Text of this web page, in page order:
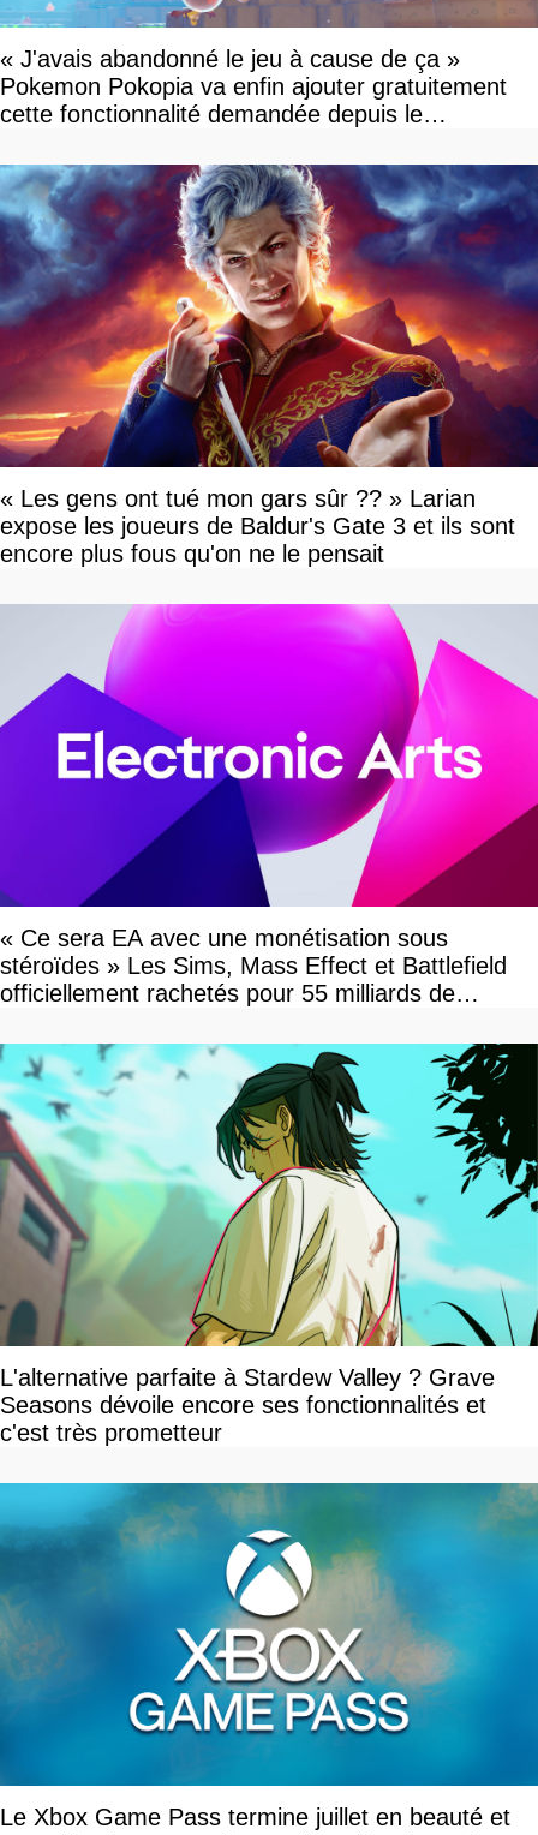
« J'avais abandonné le jeu à cause de ça »
Pokemon Pokopia va enfin ajouter gratuitement
cette fonctionnalité demandée depuis le
« Les gens ont tué mon gars sûr ?? » Larian
expose les joueurs de Baldur's Gate 3 et ils sont
encore plus fous qu'on ne le pensait
« Ce sera EA avec une monétisation sous
stéroïdes » Les Sims, Mass Effect et Battlefield
officiellement rachetés pour 55 milliards de
L'alternative parfaite à Stardew Valley ? Grave
Seasons dévoile encore ses fonctionnalités et
c'est très prometteur
Le Xbox Game Pass termine juillet en beauté et